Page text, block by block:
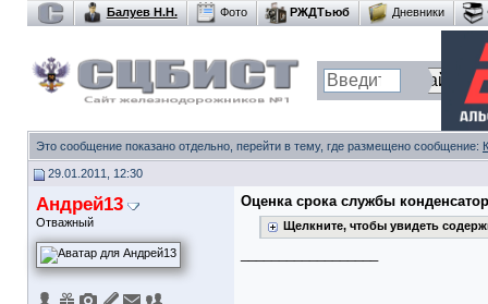
Балуев Н.Н. Фото РЖДТьюб Дневники
Это сообщение показано отдельно, перейти в тему, где размещено сообщение:
29.01.2011, 12:30
Андрей13
Отважный
Оценка срока службы
Щелкните, чтобы увидеть